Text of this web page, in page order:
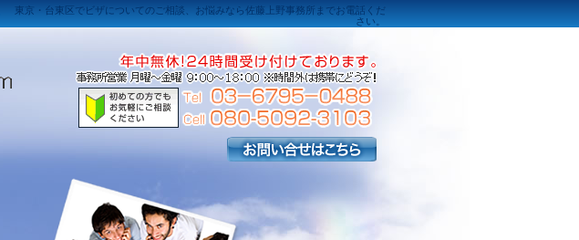
東京・台東区でビザについてのご相談、お悩みなら佐藤上野事務所までお電話くだ
さい。